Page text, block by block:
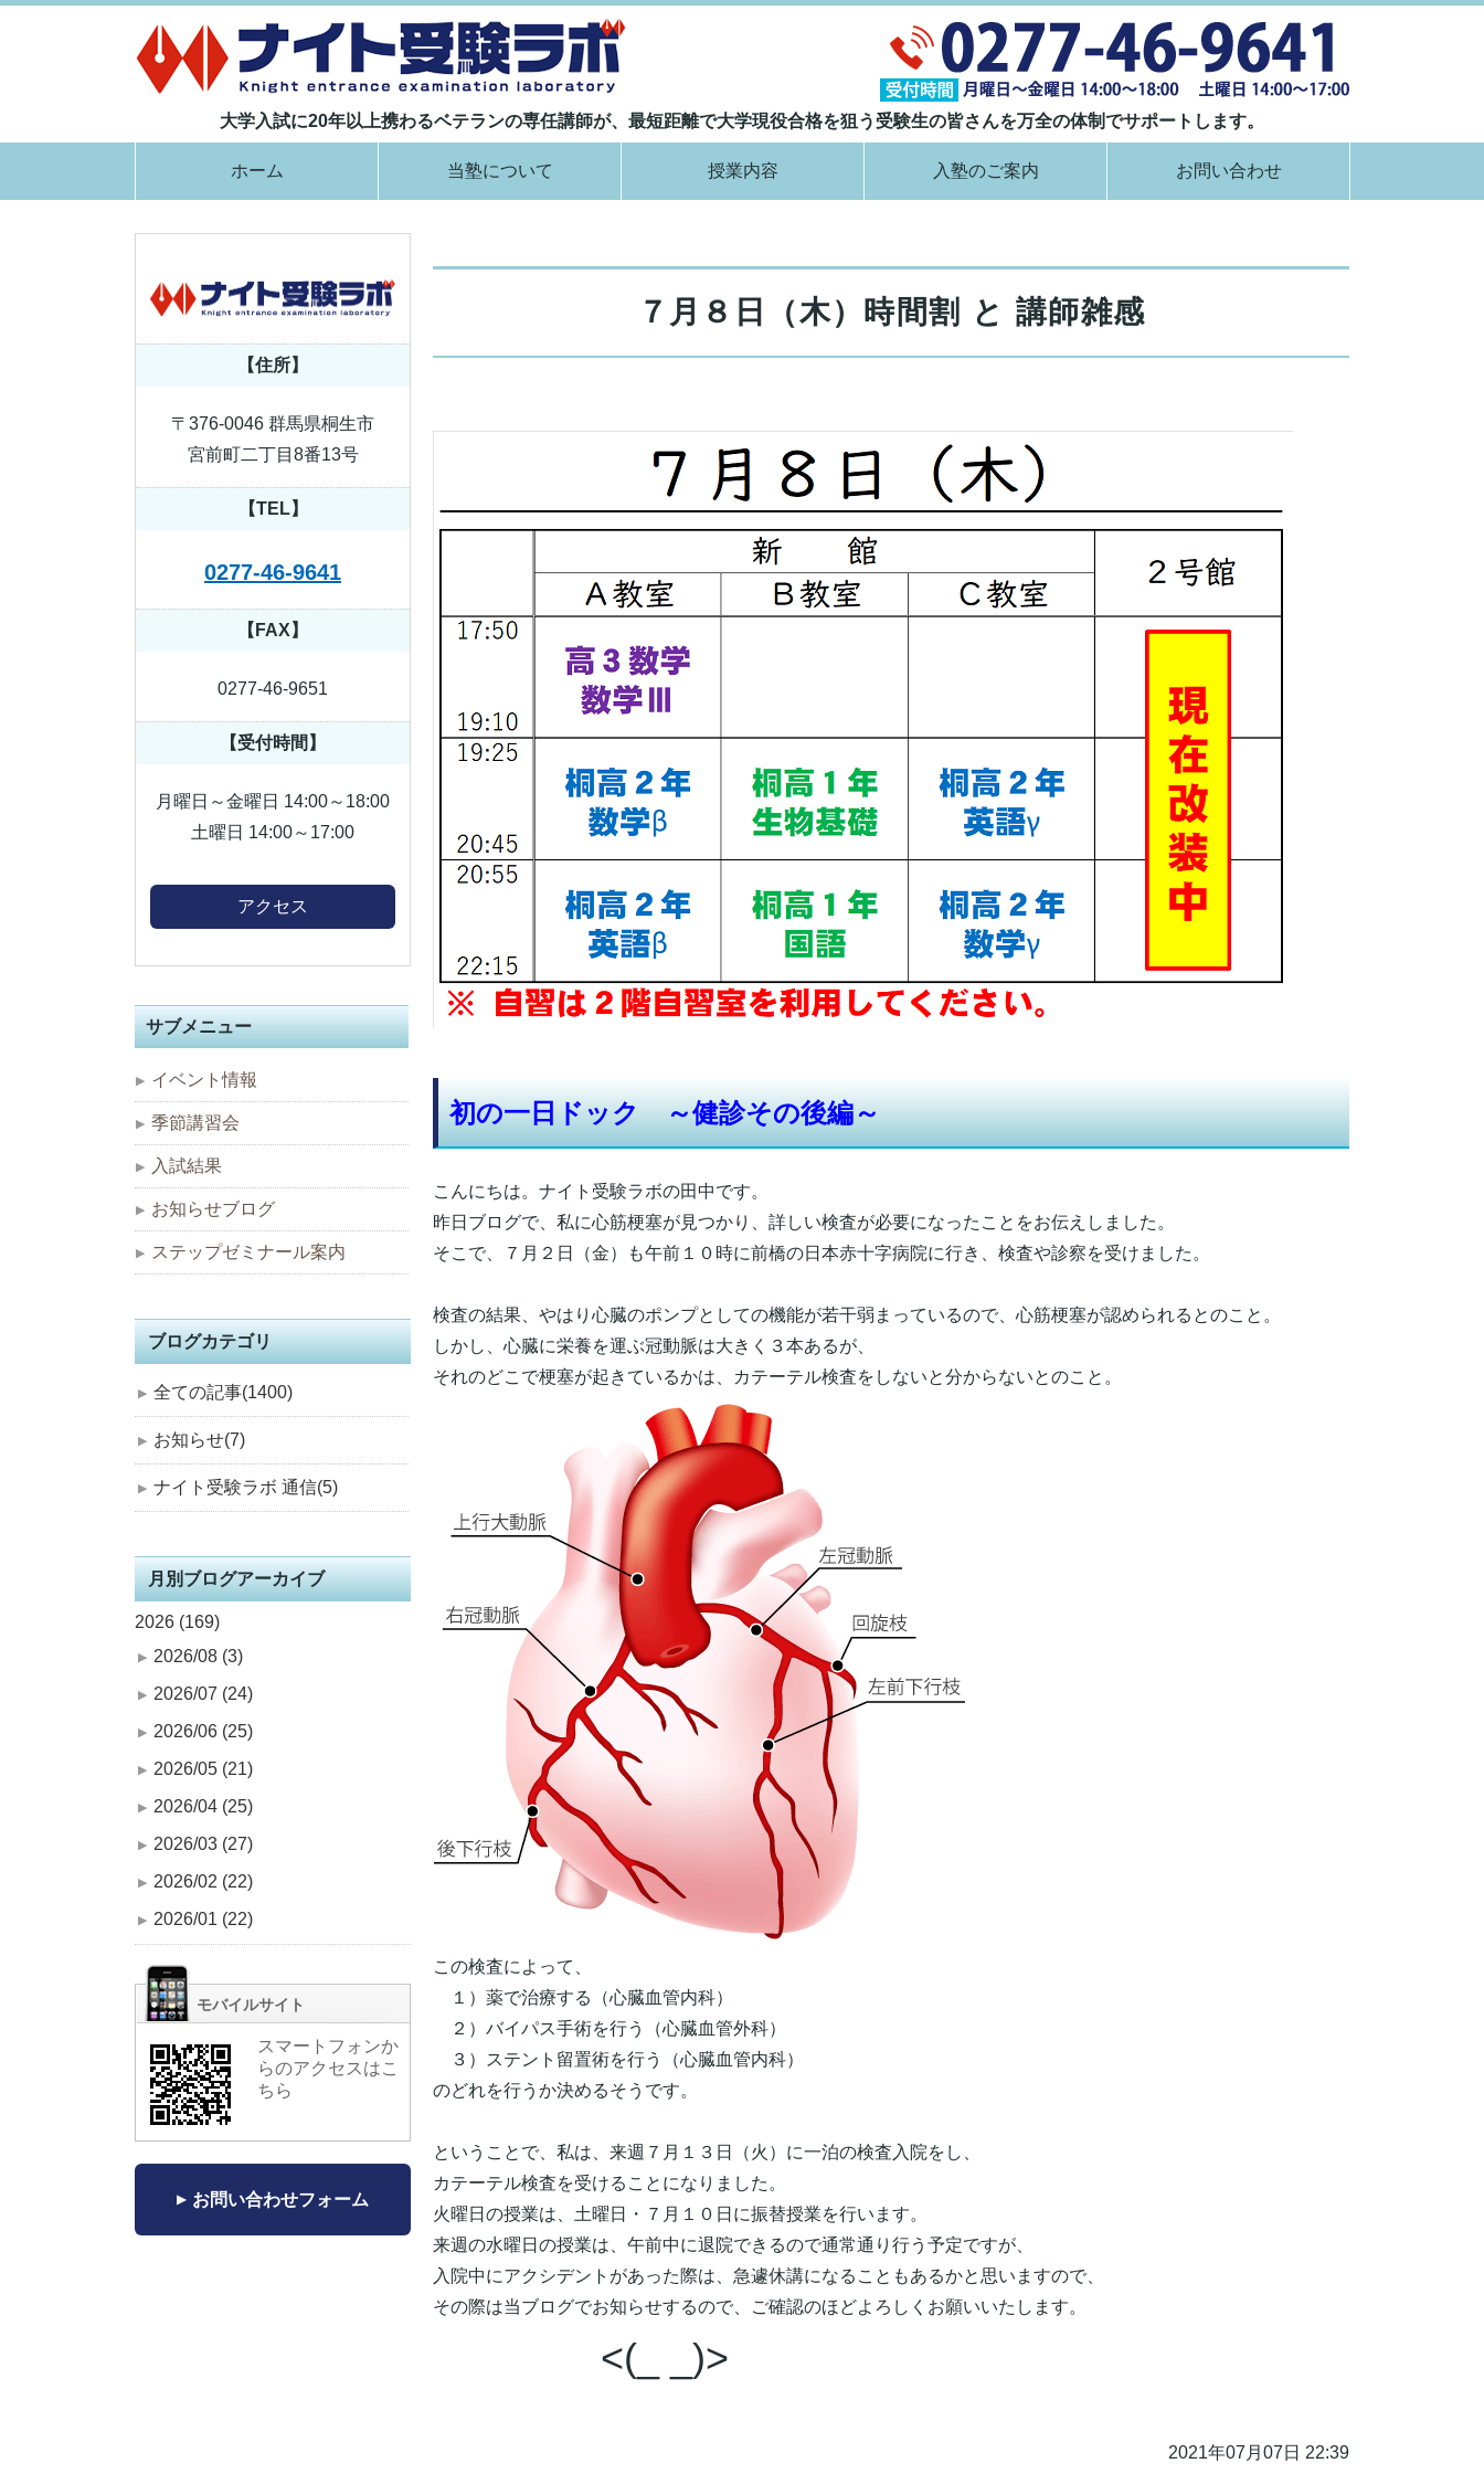
大学現役合格指導塾 ナイト受験ラボ｜群馬県桐生市
大学入試に20年以上携わるベテランの専任講師が、最短距離で大学現役合格を狙う受験生の皆さんを万全の体制でサポートします。
ホーム 当塾について 授業内容 入塾のご案内 お問い合わせ
７月８日（木）時間割 と 講師雑感
初の一日ドック ～健診その後編～
こんにちは。ナイト受験ラボの田中です。
昨日ブログで、私に心筋梗塞が見つかり、詳しい検査が必要になったことをお伝えしました。
そこで、７月２日（金）も午前１０時に前橋の日本赤十字病院に行き、検査や診察を受けました。
検査の結果、やはり心臓のポンプとしての機能が若干弱まっているので、心筋梗塞が認められるとのこと。
しかし、心臓に栄養を運ぶ冠動脈は大きく３本あるが、
それのどこで梗塞が起きているかは、カテーテル検査をしないと分からないとのこと。
この検査によって、
１）薬で治療する（心臓血管内科）
２）バイパス手術を行う（心臓血管外科）
３）ステント留置術を行う（心臓血管内科）
のどれを行うか決めるそうです。
ということで、私は、来週７月１３日（火）に一泊の検査入院をし、
カテーテル検査を受けることになりました。
火曜日の授業は、土曜日・７月１０日に振替授業を行います。
来週の水曜日の授業は、午前中に退院できるので通常通り行う予定ですが、
入院中にアクシデントがあった際は、急遽休講になることもあるかと思いますので、
その際は当ブログでお知らせするので、ご確認のほどよろしくお願いいたします。
<(_ _)>
2021年07月07日 22:39
【住所】
〒376-0046 群馬県桐生市
宮前町二丁目8番13号
【TEL】
0277-46-9641
【FAX】
0277-46-9651
【受付時間】
月曜日～金曜日 14:00～18:00
土曜日 14:00～17:00
アクセス
サブメニュー
イベント情報
季節講習会
入試結果
お知らせブログ
ステップゼミナール案内
ブログカテゴリ
全ての記事(1400)
お知らせ(7)
ナイト受験ラボ 通信(5)
月別ブログアーカイブ
2026 (169)
2026/08 (3)
2026/07 (24)
2026/06 (25)
2026/05 (21)
2026/04 (25)
2026/03 (27)
2026/02 (22)
2026/01 (22)
モバイルサイト
スマートフォンか
らのアクセスはこ
ちら
お問い合わせフォーム